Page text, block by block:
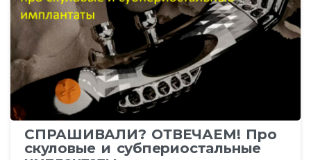
СПРАШИВАЛИ? ОТВЕЧАЕМ! Про
скуловые и субпериостальные